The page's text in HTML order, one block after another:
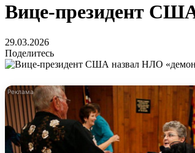
Вице-президент
29.03.2026
Поделитесь